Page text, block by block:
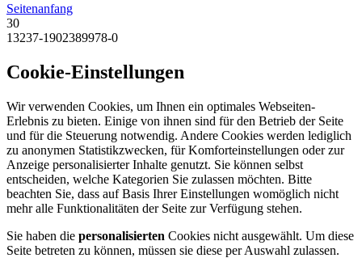
Seitenanfang
30
13237-1902389978-0
Cookie-Einstellungen
Wir verwenden Cookies, um Ihnen ein optimales Webseiten-
Erlebnis zu bieten. Einige von ihnen sind für den Betrieb der Seite
und für die Steuerung notwendig. Andere Cookies werden lediglich
zu anonymen Statistikzwecken, für Komforteinstellungen oder zur
Anzeige personalisierter Inhalte genutzt. Sie können selbst
entscheiden, welche Kategorien Sie zulassen möchten. Bitte
beachten Sie, dass auf Basis Ihrer Einstellungen womöglich nicht
mehr alle Funktionalitäten der Seite zur Verfügung stehen.
Sie haben die personalisierten Cookies nicht ausgewählt. Um diese
Seite betreten zu können, müssen sie diese per Auswahl zulassen.